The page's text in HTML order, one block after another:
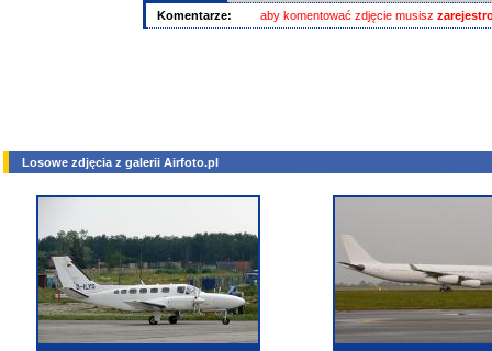
Komentarze:
aby komentować zdjęcie musisz
Losowe zdjęcia z galerii Airfoto.pl